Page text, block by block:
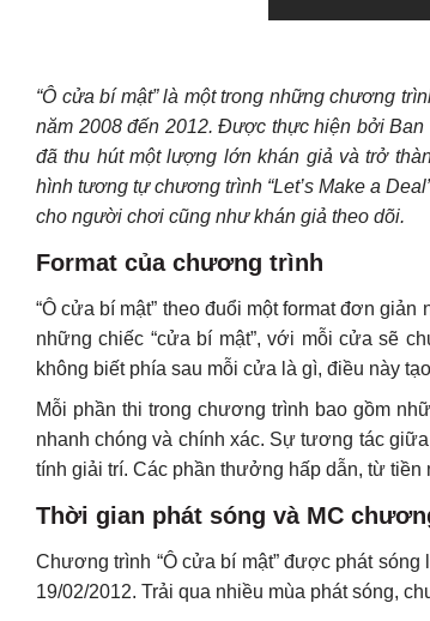
“Ô cửa bí mật” là một trong những chương
năm 2008 đến 2012. Được thực hiện bởi
đã thu hút một lượng lớn khán giả và trở
hình tương tự chương trình “Let’s Make a
cho người chơi cũng như khán giả theo dõi.
Format của chương trình
“Ô cửa bí mật” theo đuổi một format đơn
những chiếc “cửa bí mật”, với mỗi cửa sẽ
không biết phía sau mỗi cửa là gì, điều này
Mỗi phần thi trong chương trình bao gồm
nhanh chóng và chính xác. Sự tương tác
tính giải trí. Các phần thưởng hấp dẫn, từ
Thời gian phát sóng và MC
Chương trình “Ô cửa bí mật” được phát
19/02/2012. Trải qua nhiều mùa phát sóng,